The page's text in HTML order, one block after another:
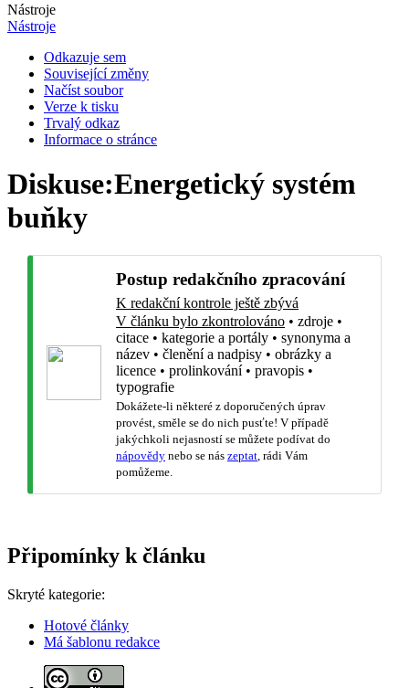
Nástroje
Nástroje
Odkazuje sem
Související změny
Načíst soubor
Verze k tisku
Trvalý odkaz
Informace o stránce
Diskuse:Energetický systém
buňky
Postup redakčního zpracování
K redakční kontrole ještě zbývá
V článku bylo zkontrolováno • zdroje •
citace • kategorie a portály • synonyma a
název • členění a nadpisy • obrázky a
licence • prolinkování• pravopis •
typografie
Dokážete-li některé z doporučených úprav
provést, směle se do nich pusťte! V případě
jakýchkoli nejasností se můžete podívat do
nápovědy nebo se nás zeptat , rádi Vám
pomůžeme.
Připomínky k článku
Skryté kategorie:
Hotové články
Má šablonu redakce